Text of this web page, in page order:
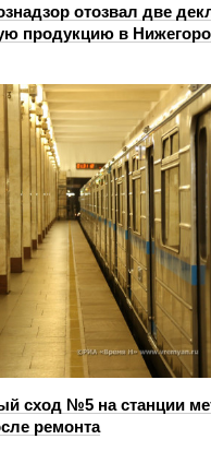
отозвал две
продукцию в
сход №5 на станции
ремонта